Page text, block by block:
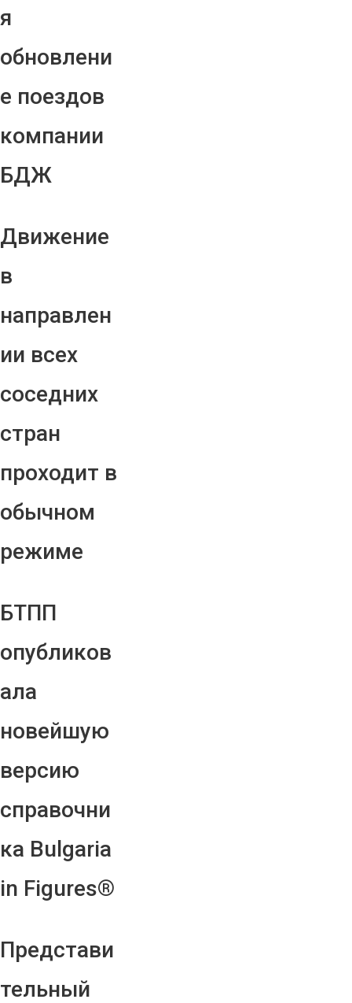
я
обновлени
е поездов
компании
БДЖ
Движение
в
направлен
ии всех
соседних
стран
проходит в
обычном
режиме
БТПП
опубликов
ала
новейшую
версию
справочни
ка Bulgaria
in Figures®
Представи
тельный